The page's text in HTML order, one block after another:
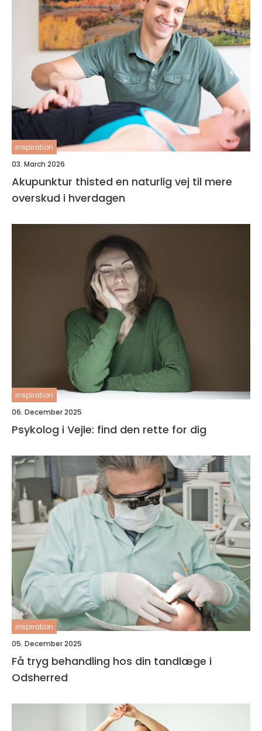
inspiration
03. March 2026
Akupunktur thisted en naturlig vej til mere
overskud i hverdagen
inspiration
06. December 2025
Psykolog i Vejle: find den rette for dig
inspiration
05. December 2025
Få tryg behandling hos din tandlæge i
Odsherred